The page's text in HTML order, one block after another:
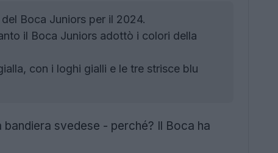
Boca Juniors per il 2024.
il Boca Juniors adottò i colori della
con i loghi gialli e le tre strisce blu
svedese - perché? Il Boca ha